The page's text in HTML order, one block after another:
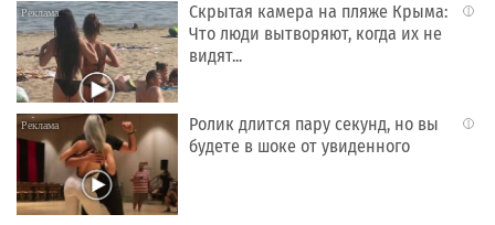
i
Скрытая камера на пляже Крыма:
Что люди вытворяют, когда их не
видят...
i
Ролик длится пару секунд, но вы
будете в шоке от увиденного